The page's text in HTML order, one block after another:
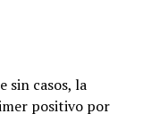
sin casos, la
positivo por